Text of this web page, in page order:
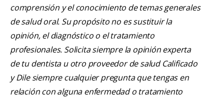
comprensión y el conocimiento de temas generales
de salud oral. Su propósito no es sustituir la
opinión, el diagnóstico o el tratamiento
profesionales. Solicita siempre la opinión experta
de tu dentista u otro proveedor de salud Calificado
y Dile siempre cualquier pregunta que tengas en
relación con alguna enfermedad o tratamiento